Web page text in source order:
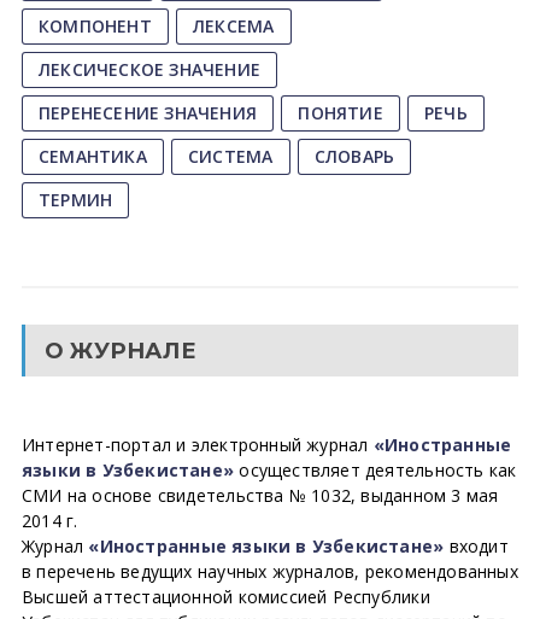
КОМПОНЕНТ
ЛЕКСЕМА
ЛЕКСИЧЕСКОЕ ЗНАЧЕНИЕ
ПЕРЕНЕСЕНИЕ ЗНАЧЕНИЯ
ПОНЯТИЕ
РЕЧЬ
СЕМАНТИКА
СИСТЕМА
СЛОВАРЬ
ТЕРМИН
О ЖУРНАЛЕ
Интернет-портал и электронный журнал «Иностранные
языки в Узбекистане» осуществляет деятельность как
СМИ на основе свидетельства № 1032, выданном 3 мая
2014 г.
Журнал «Иностранные языки в Узбекистане» входит
в перечень ведущих научных журналов, рекомендованных
Высшей аттестационной комиссией Республики